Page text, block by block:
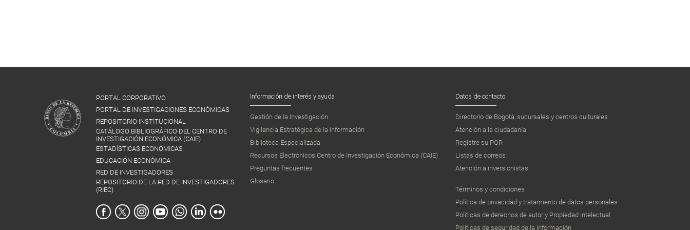
PORTAL CORPORATIVO
PORTAL DE INVESTIGACIONES ECONÓMICAS
REPOSITORIO INSTITUCIONAL
CATÁLOGO BIBLIOGRÁFICO DEL CENTRO DE
INVESTIGACIÓN ECONÓMICA (CAIE)
ESTADÍSTICAS ECONÓMICAS
EDUCACIÓN ECONÓMICA
RED DE INVESTIGADORES
REPOSITORIO DE LA RED DE INVESTIGADORES
(RIEC)
Información de interés y ayuda
Gestión de la Investigación
Vigilancia Estratégica de la Información
Biblioteca Especializada
Recursos Electrónicos Centro de Investigación Económica (CAIE)
Preguntas frecuentes
Glosario
Datos de contacto
Directorio de Bogotá, sucursales y centros culturales
Atención a la ciudadanía
Registre su PQR
Listas de correos
Atención a inversionistas
Términos y condiciones
Política de privacidad y tratamiento de datos personales
Políticas de derechos de autor y Propiedad intelectual
Políticas de seguridad de la información